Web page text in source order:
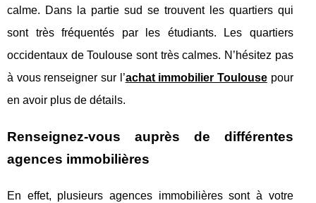
calme. Dans la partie sud se trouvent les quartiers qui
sont très fréquentés par les étudiants. Les quartiers
occidentaux de Toulouse sont très calmes. N’hésitez pas
à vous renseigner sur l’achat immobilier Toulousepour
en avoir plus de détails.
Renseignez-vous auprès de différentes
agences immobilières
En effet, plusieurs agences immobilières sont à votre